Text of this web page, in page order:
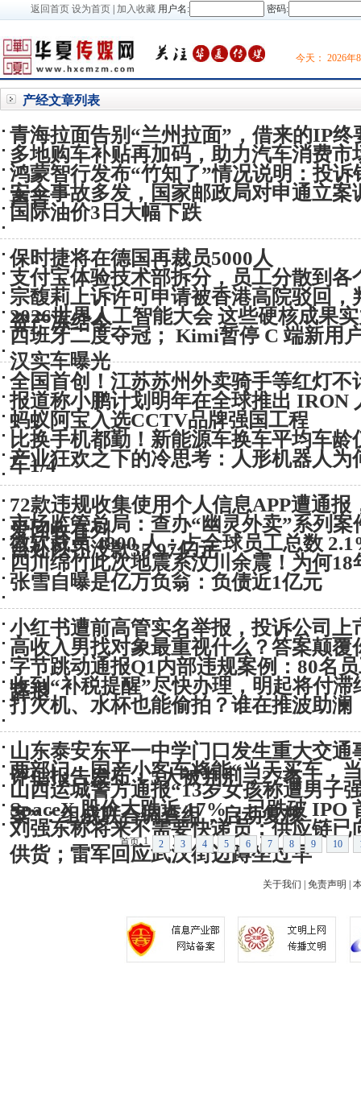
返回首页 设为首页| 加入收藏用户名: 密码:
今天： 2026年
产经文章列表
青海拉面告别“兰州拉面”，借来的IP终
多地购车补贴再加码，助力汽车消费市
鸿蒙智行发布“竹知了”情况说明：投诉
声音
安全事故多发，国家邮政局对申通立案
国际油价3日大幅下跌
保时捷将在德国再裁员5000人
支付宝体验技术部拆分，员工分散到各
宗馥莉上诉许可申请被香港高院驳回，
资产冻结令
2026世界人工智能大会 这些硬核成果
西班牙二度夺冠； Kimi暂停 C 端新用
汉实车曝光
全国首创！江苏苏州外卖骑手等红灯不
报道称小鹏计划明年在全球推出 IRON
蚂蚁阿宝入选CCTV品牌强国工程
比换手机都勤！新能源车换车平均车龄
车1/4
产业狂欢之下的冷思考：人形机器人为
72款违规收集使用个人信息APP遭通报
爱回收在列
市场监管总局：查办“幽灵外卖”系列案
台处以罚没款35.97亿元
微软裁员 4800 人：占全球员工总数
四川绵竹此次地震系汶川余震！为何
张雪自曝是亿万负翁：负债近1亿元
小红书遭前高管实名举报，投诉公司上
高收入男找对象最重视什么？答案颠覆
字节跳动通报Q1内部违规案例：80名
辞退
收到“补税提醒”尽快办理，明起将付滞
打火机、水杯也能偷拍？谁在推波助澜
山东泰安东平一中学门口发生重大交通
评估报告发布：5人被判刑，27名
两部门：国产小客车将能“当天买车，
山西运城警方通报“13岁女孩称遭男子
案”：组成联合调查组，启动复核
SpaceX 股价大跌近 17%，已跌破 IPO
刘强东称将来不需要快递员；供应链已
供货；雷军回应武汉街边蹲坐过早
首页 1 2 3 4 5 6 7 8 9 10
关于我们 免责声明